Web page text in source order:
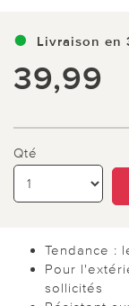
Livraison en
39,99
Qté
Tendance :
Pour
sollicités